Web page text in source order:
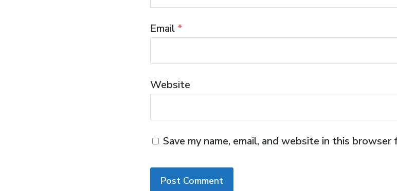
Email *
Website
Save my name, email, and website in this